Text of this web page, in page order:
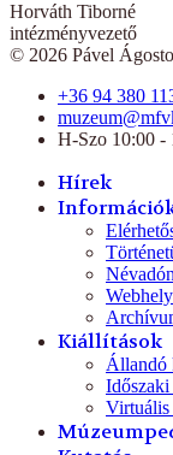
Horváth Tiborné
intézményvezető
© 2026 Pável
+36 94 380
H-Szo 10:00 -
Hírek
Kiállítások
Állandó
Virtuális